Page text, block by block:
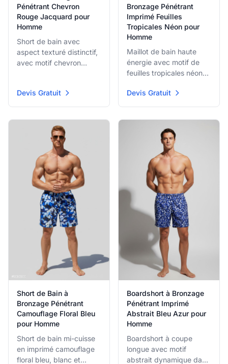
Pénétrant Chevron
Rouge Jacquard pour
Homme
Short de bain avec
aspect texturé distinctif,
avec motif chevron
complexe. Le tissu à
bronzage pénétrant et la
offrent confort et
avantages de bronzage.
Devis Gratuit
Bronzage Pénétrant
Imprimé Feuilles
Tropicales Néon pour
Homme
Maillot de bain haute
énergie avec motif de
feuilles tropicales néon
jaune, bleu) sur base
noire. Le matériau à
coupe décontractée les
rendent idéaux pour
l'exposition au soleil et
les sports nautiques.
Devis Gratuit
Short de Bain à
Bronzage Pénétrant
Camouflage Floral Bleu
pour Homme
Short de bain mi-cuisse
en imprimé camouflage
floral bleu, blanc et
Boardshort à Bronzage
Pénétrant Imprimé
Abstrait Bleu Azur pour
Homme
Boardshort à coupe
longue avec motif
abstrait dynamique dans